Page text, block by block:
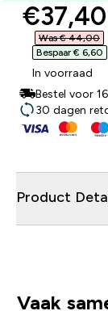
€37,40‎
Was € 44,00‎
Bespaar € 6,60‎
In voorraad
Bestel voor
30 dagen
Product
Vaak